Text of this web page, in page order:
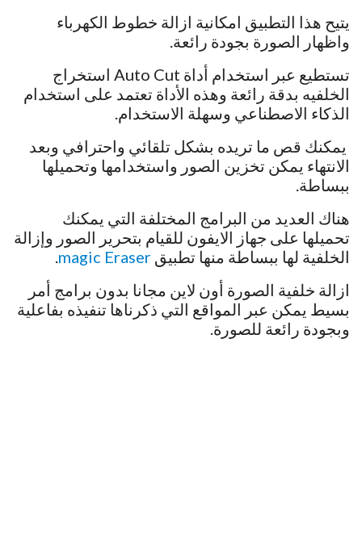
يتيح هذا التطبيق امكانية ازالة خطوط الكهرباء
واظهار الصورة بجودة رائعة.
تستطيع عبر استخدام أداة Auto Cut استخراج
الخلفيه بدقة رائعة وهذه الأداة تعتمد على استخدام
الذكاء الاصطناعي وسهلة الاستخدام.
يمكنك قص ما تريده بشكل تلقائي واحترافي وبعد
الانتهاء يمكن تخزين الصور واستخدامها وتحميلها
ببساطة.
هناك العديد من البرامج المختلفة التي يمكنك
تحميلها على جهاز الايفون للقيام بتحرير الصور وإزالة
الخلفية لها ببساطة منها تطبيق magic Eraser
.
ازالة خلفية الصورة أون لاين مجانا بدون برامج أمر
بسيط يمكن عبر المواقع التي ذكرناها تنفيذه بفاعلية
وبجودة رائعة للصورة.